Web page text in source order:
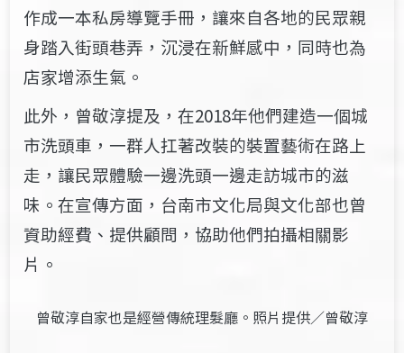
作成一本私房導覽手冊，讓來自各地的民眾親
身踏入街頭巷弄，沉浸在新鮮感中，同時也為
店家增添生氣。
此外，曾敬淳提及，在2018年他們建造一個城
市洗頭車，一群人扛著改裝的裝置藝術在路上
走，讓民眾體驗一邊洗頭一邊走訪城市的滋
味。在宣傳方面，台南市文化局與文化部也曾
資助經費、提供顧問，協助他們拍攝相關影
片。
曾敬淳自家也是經營傳統理髮廳。照片提供／曾敬淳